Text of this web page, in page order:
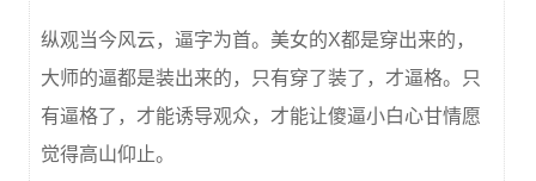
纵观当今风云，逼字为首。美女的X都是穿出来的，
大师的逼都是装出来的，只有穿了装了，才逼格。只
有逼格了，才能诱导观众，才能让傻逼小白心甘情愿
觉得高山仰止。